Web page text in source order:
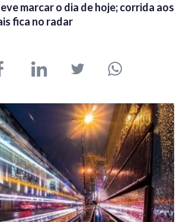
marcar o dia de hoje; corrida aos
fica no radar